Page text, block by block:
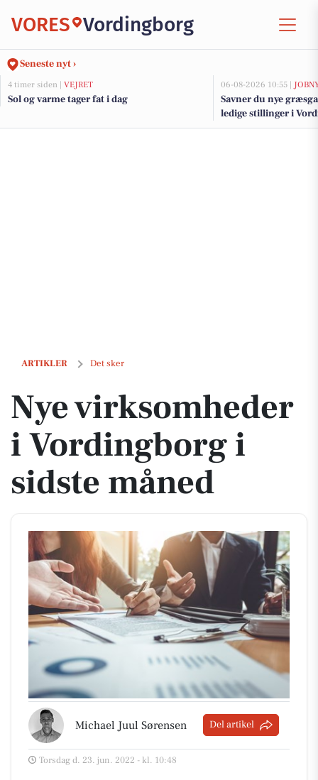
VORES Vordingborg
Seneste nyt ›
4 timer siden | VEJRET
Sol og varme tager fat i dag
06-08-2026 10:55 |
Savner du nye
ledige stillinger i
ARTIKLER Det sker
Nye virksomheder i Vordingborg i sidste måned
Nye virksomheder
i Vordingborg i
sidste måned
Michael Juul Sørensen Del artikel
Torsdag d. 23. jun. 2022 - kl. 10:48